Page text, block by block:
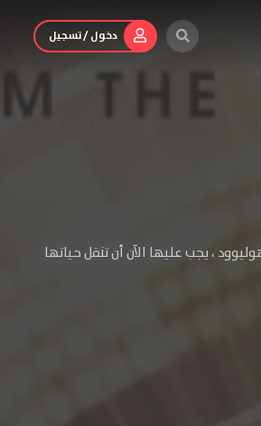
دخول / تسجيل
، يجب عليها الآن أن تنقل حياتها